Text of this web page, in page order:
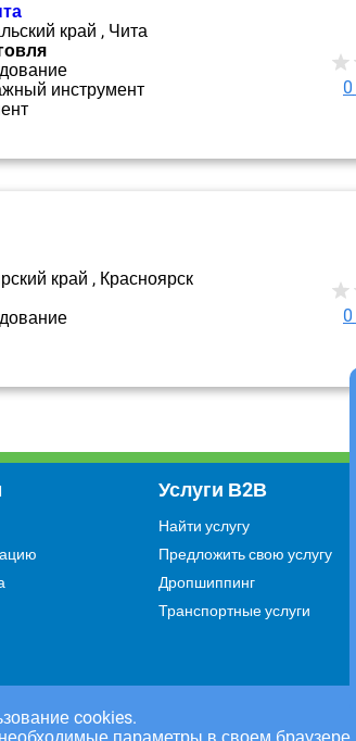
край , Чита
инструмент
0
край , Красноярск
0
cookies.
параметры в своем браузере.
Услуги В2В
Найти услугу
Предложить свою услугу
Дропшиппинг
Транспортные услуги